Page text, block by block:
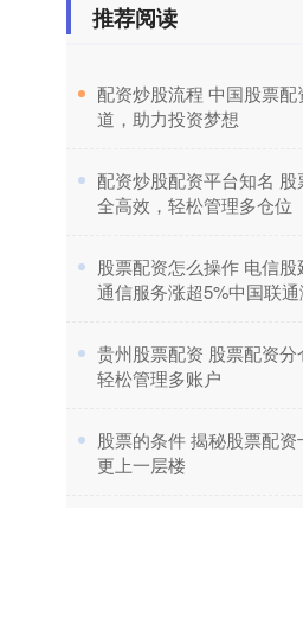
推荐阅读
配资炒股流程 中国股票
道，助力投资梦想
配资炒股配资平台知名
全高效，轻松管理多仓位
股票配资怎么操作 电信
通信服务涨超5%中国联
贵州股票配资 股票配资分
轻松管理多账户
股票的条件 揭秘股票配
更上一层楼